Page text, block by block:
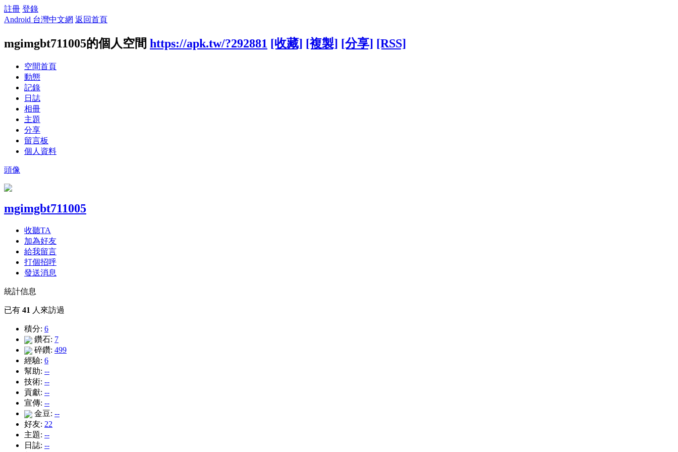
註冊 登錄
Android 台灣中文網 返回首頁
mgimgbt711005的個人空間 https://apk.tw/?292881 [收藏] [複製] [分享] [RSS]
空間首頁
動態
記錄
日誌
相冊
主題
分享
留言板
個人資料
頭像
mgimgbt711005
收聽TA
加為好友
給我留言
打個招呼
發送消息
統計信息
已有 41 人來訪過
積分: 6
鑽石: 7
碎鑽: 499
經驗: 6
幫助: --
技術: --
貢獻: --
宣傳: --
金豆: --
好友: 22
主題: --
日誌: --